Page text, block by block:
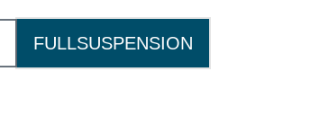
FULLSUSPENSION